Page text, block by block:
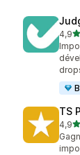
4,9
185
TS
4,9
334